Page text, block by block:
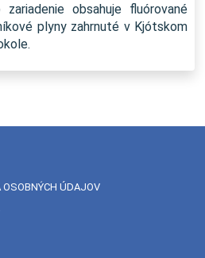
zariadenie obsahuje fluórované
plyny zahrnuté v Kjótskom
OSOBNÝCH ÚDAJOV